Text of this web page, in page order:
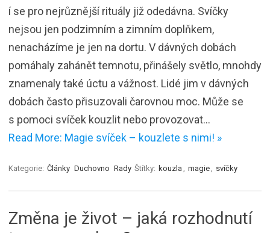
í se pro nejrůznější rituály již odedávna. Svíčky
nejsou jen podzimním a zimním doplňkem,
nenacházíme je jen na dortu. V dávných dobách
pomáhaly zahánět temnotu, přinášely světlo, mnohdy
znamenaly také úctu a vážnost. Lidé jim v dávných
dobách často přisuzovali čarovnou moc. Může se
s pomoci svíček kouzlit nebo provozovat…
Read More: Magie svíček – kouzlete s nimi! »
Kategorie: Články Duchovno Rady Štítky: kouzla magie svíčky
Změna je život – jaká rozhodnutí